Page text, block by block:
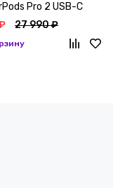
Pro 2 USB-C
27 990 ₽